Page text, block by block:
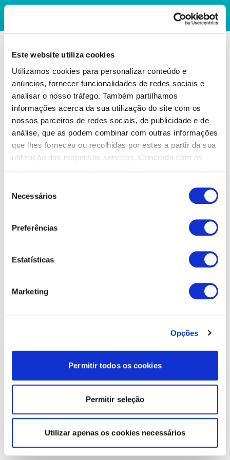
Este website utiliza cookies
Utilizamos cookies para personalizar conteúdo e
anúncios, fornecer funcionalidades de redes sociais e
analisar o nosso tráfego. Também partilhamos
informações acerca da sua utilização do site com os
nossos parceiros de redes sociais, de publicidade e de
análise, que as podem combinar com outras informações
que lhes forneceu ou recolhidas por estes a partir da sua
utilização dos respetivos serviços. Concorda com os
Necessários
Preferências
Estatísticas
Marketing
Opções
Permitir todos os cookies
Permitir seleção
Utilizar apenas os cookies necessários